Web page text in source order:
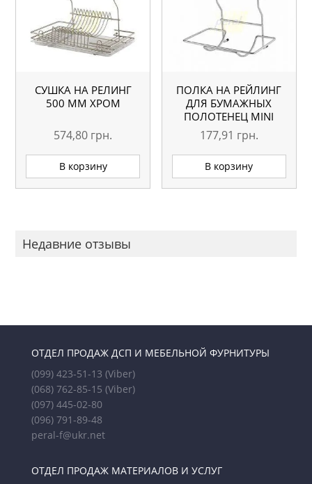
СУШКА НА РЕЛИНГ
500 ММ ХРОМ
574,80 грн.
В корзину
ПОЛКА НА РЕЙЛИНГ
ДЛЯ БУМАЖНЫХ
ПОЛОТЕНЕЦ MINI
ХРОМ
177,91 грн.
В корзину
Недавние отзывы
ОТДЕЛ ПРОДАЖ ДСП И МЕБЕЛЬНОЙ ФУРНИТУРЫ
(099) 423-51-13 (Viber)
(068) 762-85-15 (Viber)
(097) 445-02-80
(096) 791-89-48
peral-f@ukr.net
ОТДЕЛ ПРОДАЖ МАТЕРИАЛОВ И УСЛУГ